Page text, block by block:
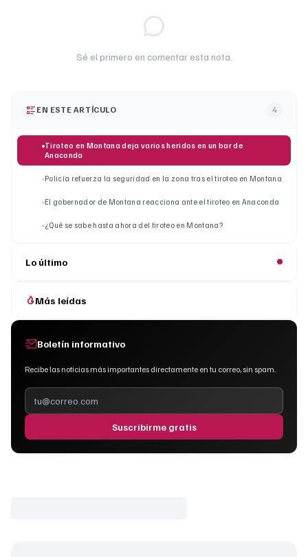
Sé el primero en comentar esta nota.
EN ESTE ARTÍCULO 4
Tiroteo en Montana deja varios heridos en un bar de
Anaconda
Policía refuerza la seguridad en la zona tras el tiroteo en Montana
El gobernador de Montana reacciona ante el tiroteo en Anaconda
¿Qué se sabe hasta ahora del tiroteo en Montana?
Lo último
Más leídas
Boletín informativo
Recibe las noticias más importantes directamente en tu correo, sin spam.
Suscribirme gratis